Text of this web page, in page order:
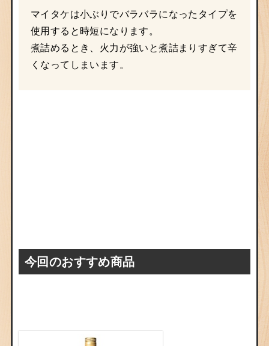
マイタケは小ぶりでバラバラになったタイプを
使用すると時短になります。
煮詰めるとき、火力が強いと煮詰まりすぎて辛
くなってしまいます。
今回のおすすめ商品